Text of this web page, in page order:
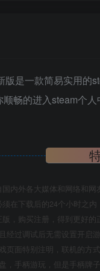
版是一款简易实用的
畅的进入steam个人
内外各大媒体和网络和
在下载后的24个小时之内
，购买注册，得到更好
经过调试后无需设置开启
页面特别注明，联机的方式
，手柄游玩，但是手柄牌